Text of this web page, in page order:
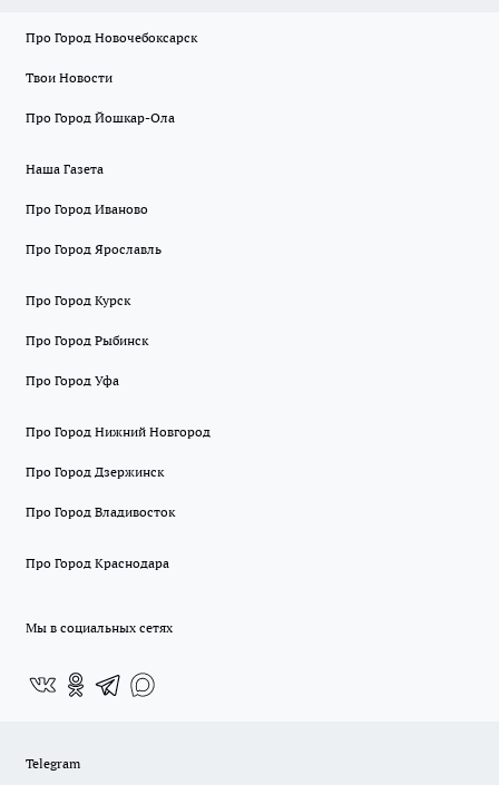
Про Город Новочебоксарск
Твои Новости
Про Город Йошкар-Ола
Наша Газета
Про Город Иваново
Про Город Ярославль
Про Город Курск
Про Город Рыбинск
Про Город Уфа
Про Город Нижний Новгород
Про Город Дзержинск
Про Город Владивосток
Про Город Краснодара
Мы в социальных сетях
Telegram